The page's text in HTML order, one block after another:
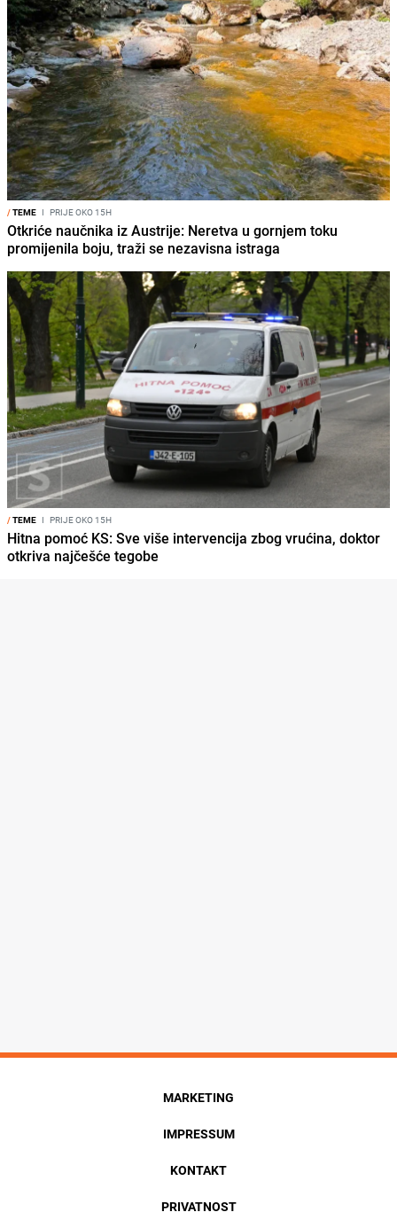
/TEME I PRIJE OKO 15H
Otkriće naučnika iz Austrije: Neretva u gornjem toku
promijenila boju, traži se nezavisna istraga
/TEME I PRIJE OKO 15H
Hitna pomoć KS: Sve više intervencija zbog vrućina, doktor
otkriva najčešće tegobe
MARKETING
IMPRESSUM
KONTAKT
PRIVATNOST